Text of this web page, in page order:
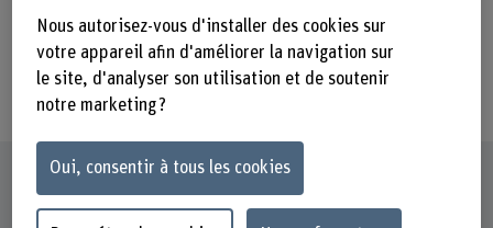
welchen Phasen das Infektionsrisiko
am höchsten ist und welche
Massnahmen am wirksamsten sind.
Fiche signalétique
Nous autorisez-vous d'installer des cookies sur
votre appareil afin d'améliorer la navigation sur
le site, d'analyser son utilisation et de soutenir
notre marketing ?
Oui, consentir à tous les cookies